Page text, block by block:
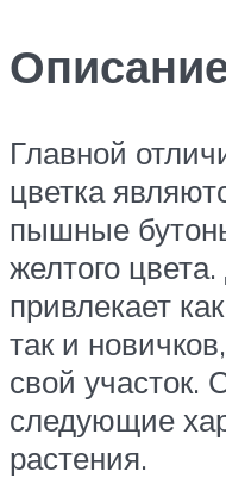
Главной
цветка
пышные
желтого
привлекает
так и
свой участок.
следующие
растения.